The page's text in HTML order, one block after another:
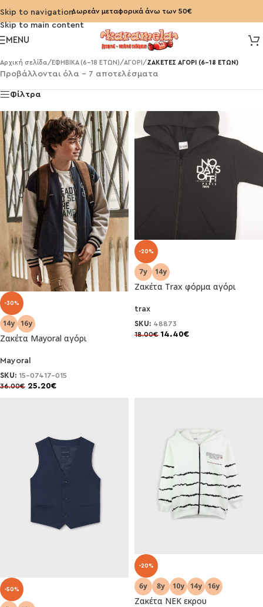
Skip to navigation
Skip to main content
Δωρεάν μεταφορικά άνω των 50€
MENU
Αρχική σελίδα/ ΕΦΗΒΙΚΑ (6-18 ΕΤΩΝ)/ΑΓΟΡΙ /ΖΑΚΕΤΕΣ ΑΓΟΡΙ (6-18 ΕΤΩΝ)
Προβάλλονται όλα - 7 αποτελέσματα
Φίλτρα
-30%
Ζακέτα Mayoral αγόρι
Mayoral
SKU: 15-07417-015
36.00€ 25.20€
-20%
Ζακέτα Trax φόρμα αγόρι
trax
SKU: 48873
18.00€ 14.40€
-50%
-20%
Ζακέτα ΝΕΚ εκρου